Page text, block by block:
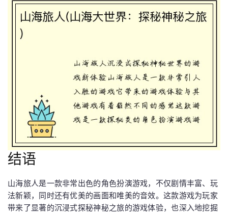
结语
山海旅人是一款非常出色的角色扮演游戏，不仅剧情丰富、玩
法新颖，同时还有优美的画面和唯美的音效。这款游戏为玩家
带来了显著的沉浸式探秘神秘之旅的游戏体验，也深入地挖掘